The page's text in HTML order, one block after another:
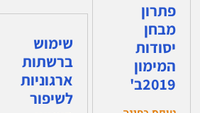
פתרון
מבחן
יסודות
המימון
2019ב'
שימוש
ברשתות
ארגוניות
לשיפור